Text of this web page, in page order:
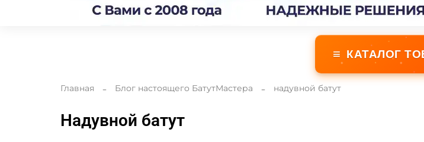
≡ КАТАЛОГ
Главная Блог настоящего БатутМастера надувной батут
надувной батут